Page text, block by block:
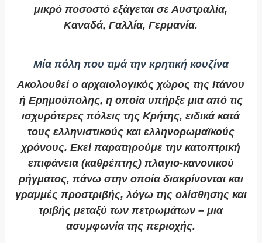
μικρό ποσοστό εξάγεται σε Αυστραλία,
Καναδά, Γαλλία, Γερμανία.
Μία πόλη που τιμά την κρητική κουζίνα
Ακολουθεί ο αρχαιολογικός χώρος της Ιτάνου
ή Ερημούπολης, η οποία υπήρξε μια από τις
ισχυρότερες πόλεις της Κρήτης, ειδικά κατά
τους ελληνιστικούς και ελληνορωμαϊκούς
χρόνους. Εκεί παρατηρούμε την κατοπτρική
επιφάνεια (καθρέπτης) πλαγιο-κανονικού
ρήγματος, πάνω στην οποία διακρίνονται και
γραμμές προστριβής, λόγω της ολίσθησης και
τριβής μεταξύ των πετρωμάτων – μια
ασυμφωνία της περιοχής.